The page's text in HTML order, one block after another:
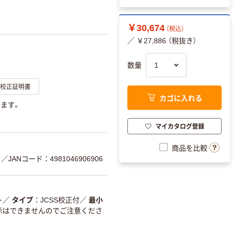
正証明書
す。
／JANコード：4981046906906
／ タイプ JCSS校正付／ 最小
はできませんのでご注意くださ
￥30,674 （税込）
／ ￥27,886 （税抜き）
数量
カゴに入れる
マイカタログ登録
商品を比較